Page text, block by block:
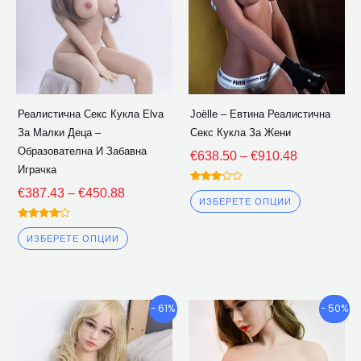
Реалистична Секс Кукла Elva
За Малки Деца –
Образователна И Забавна
Играчка
€387.43 – €450.88
Оценена
4.00
извън 5
ИЗБЕРЕТЕ ОПЦИИ
да
бъдат
страницата
Joëlle – Евтина Реалистична
Секс Кукла За Жени
€638.50 – €910.48
Оценена
3.00
извън
ИЗБЕРЕТЕ ОПЦИИ
да
бъдат
- 61%
Ценови
диапазон:
€673.82
през
Този
продукт
има
- 50%
Ценови
€832.92
през
Този
продукт